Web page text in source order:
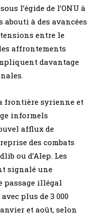
l’égide de l’ONU à
abouti à des avancées
entre le
affrontements
davantage
frontière syrienne et
informels
afflux de
des combats
ou d’Alep. Les
signalé une
passage illégal
plus de 3 000
et août, selon